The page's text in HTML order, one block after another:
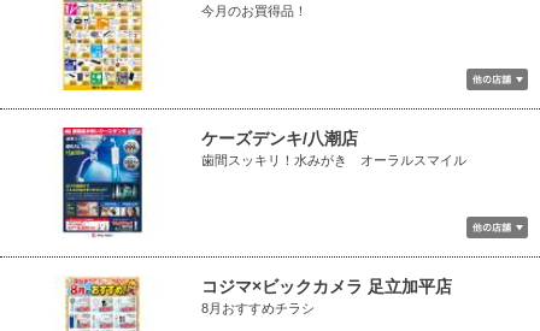
今月のお買得品！
ケーズデンキ/八潮店
歯間スッキリ！水みがき オーラルスマイル
コジマ×ビックカメラ 足立加平店
8月おすすめチラシ